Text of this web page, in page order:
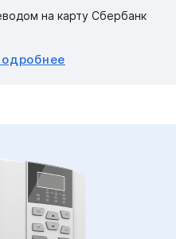
на карту Сбербанк